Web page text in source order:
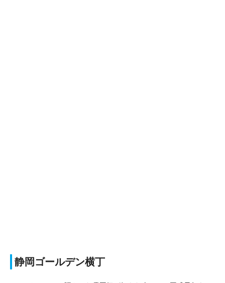
静岡ゴールデン横丁